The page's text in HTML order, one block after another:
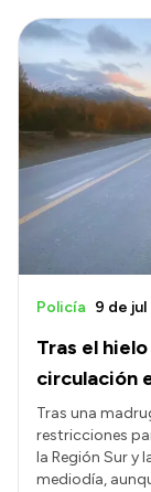
Tras el
circulación
Policía 9 de
Tras una
restricciones
la Región Sur y
mediodía,